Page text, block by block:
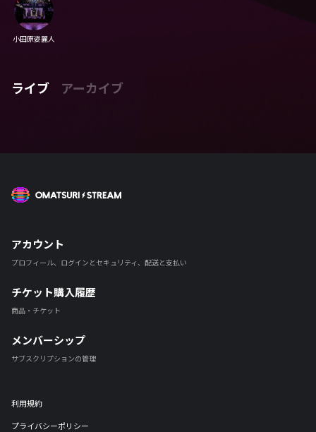
小田原姿麗人
ライブ アーカイブ
アカウント
プロフィール、ログインとセキュリティ、配送と支払い
チケット購入履歴
商品・チケット
メンバーシップ
サブスクリプションの管理
利用規約
プライバシーポリシー